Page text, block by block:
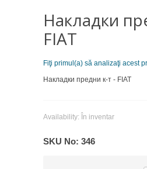
Накладки
FIAT
Fiţi primul(a) să analizaţi acest
Накладки предни к-т - FIAT
Availability: În inventar
SKU No: 346